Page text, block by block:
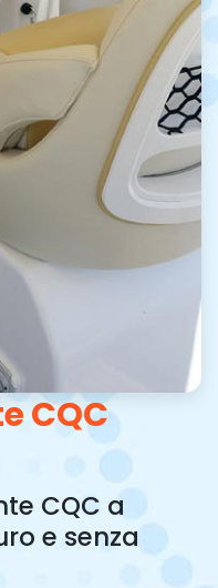
CQC
CQC a
e senza